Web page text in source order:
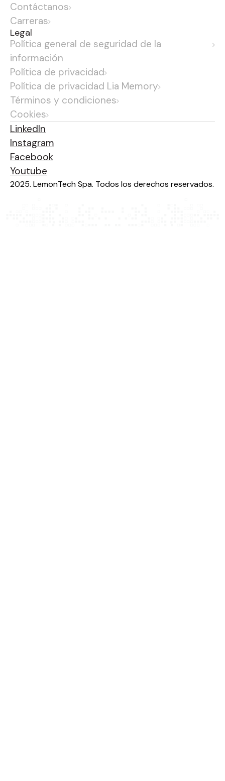
Contáctanos
Carreras
Legal
Política general de seguridad de la
información
Política de privacidad
Política de privacidad Lia Memory
Términos y condiciones
Cookies
2025. LemonTech Spa. Todos los derechos reservados.
LinkedIn
Instagram
Facebook
Youtube